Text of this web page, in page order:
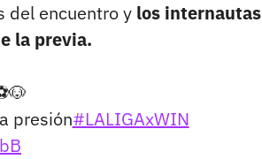
del encuentro y los
la previa.
presión#LALIGAxWIN